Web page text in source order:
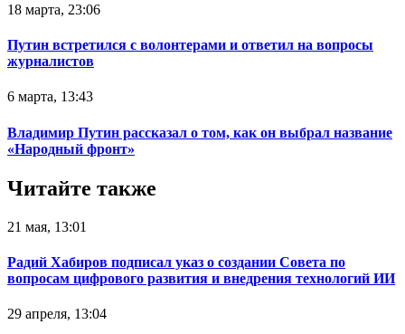
18 марта, 23:06
Путин встретился с волонтерами и ответил на вопросы
журналистов
6 марта, 13:43
Владимир Путин рассказал о том, как он выбрал название
«Народный фронт»
Читайте также
21 мая, 13:01
Радий Хабиров подписал указ о создании Совета по
вопросам цифрового развития и внедрения технологий ИИ
29 апреля, 13:04